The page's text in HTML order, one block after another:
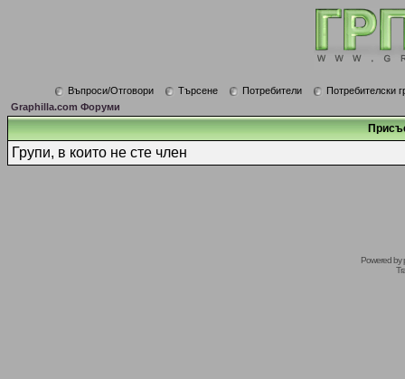
Въпроси/Отговори Търсене Потребители
Потребителски
Graphilla.com Форуми
Групи, в които не сте член
Powered by